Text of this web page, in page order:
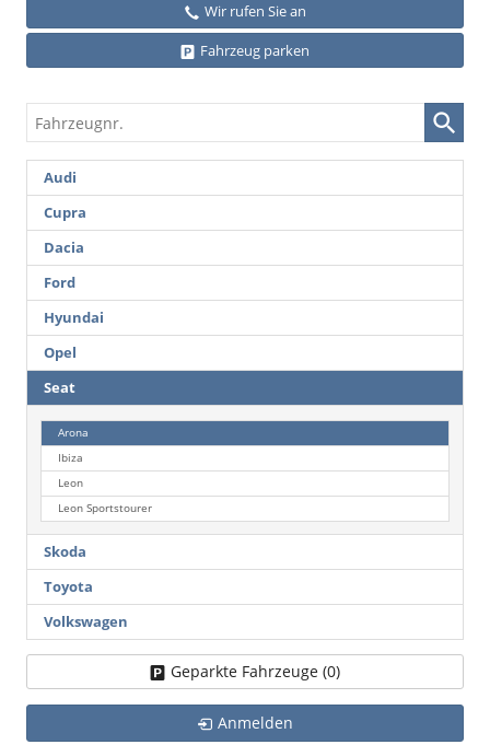
Wir rufen Sie an
Fahrzeug parken
Fahrzeugnr.
Audi
Cupra
Dacia
Ford
Hyundai
Opel
Seat
Arona
Ibiza
Leon
Leon Sportstourer
Skoda
Toyota
Volkswagen
Geparkte Fahrzeuge (0)
Anmelden